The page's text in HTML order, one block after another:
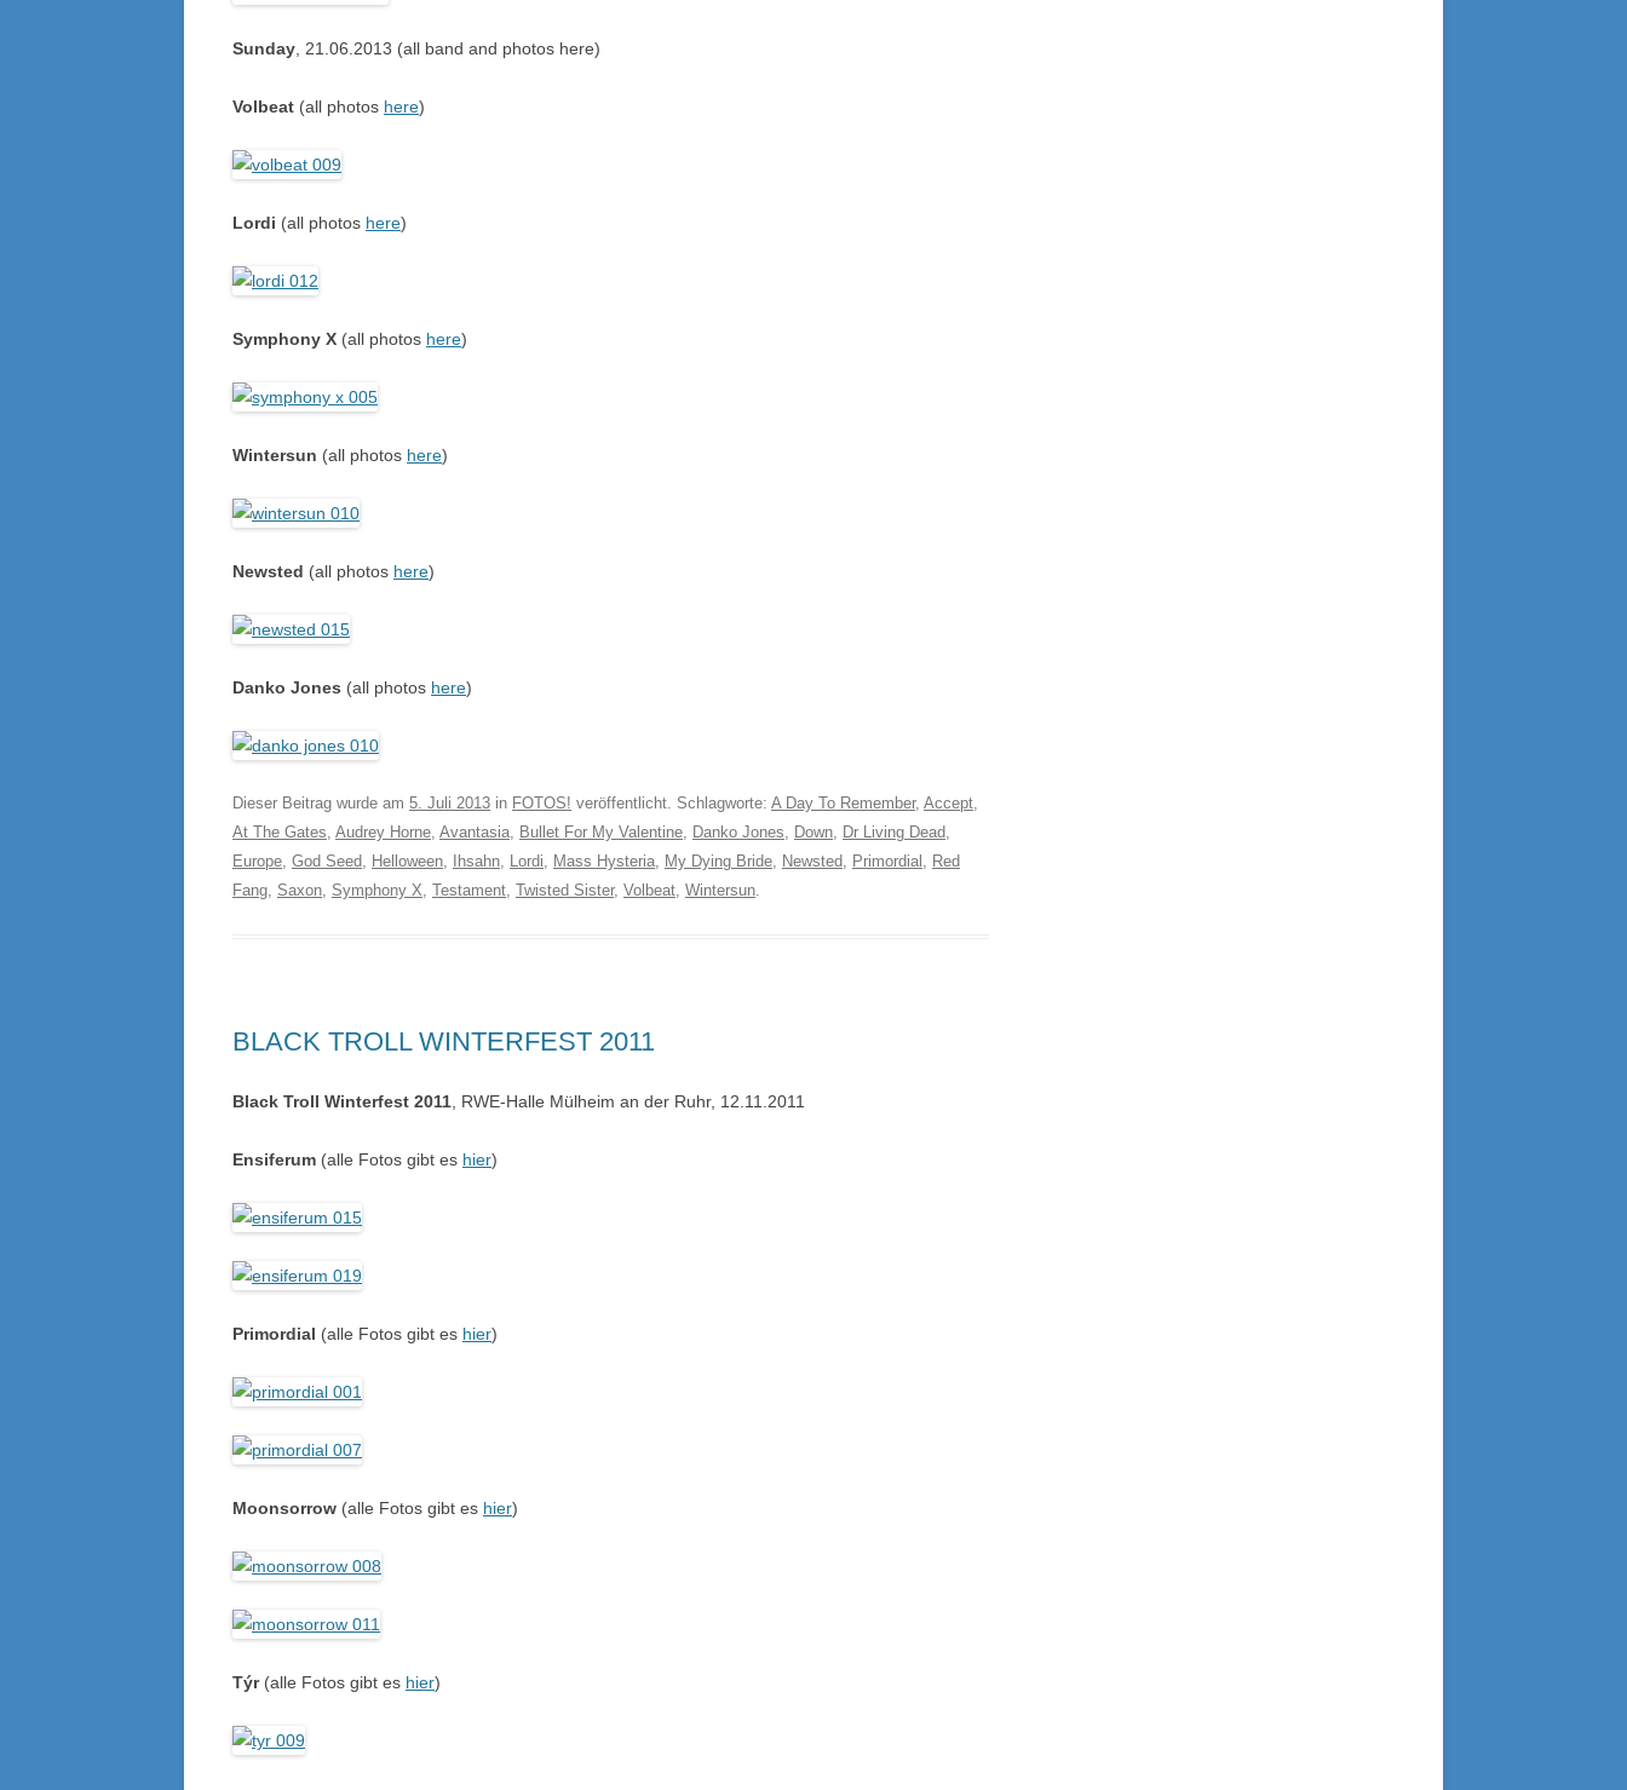
Sunday , 21.06.2013 (all band and photos here)
Volbeat (all photos here)
Lordi (all photos here)
Symphony X (all photos here)
Wintersun (all photos here)
Newsted (all photos here)
Danko Jones (all photos here)
Dieser Beitrag wurde am 5. Juli 2013 in FOTOS! veröffentlicht. Schlagworte: A Day To Remember, Accept,
At The Gates, Audrey Horne, Avantasia, Bullet For My Valentine, Danko Jones, Down, Dr Living Dead,
Europe, God Seed, Helloween, Ihsahn, Lordi, Mass Hysteria, My Dying Bride, Newsted, Primordial , Red
Fang, Saxon, Symphony X, Testament, Twisted Sister, Volbeat, Wintersun.
BLACK TROLL WINTERFEST 2011
Black Troll Winterfest 2011 , RWE-Halle Mülheim an der Ruhr, 12.11.2011
Ensiferum (alle Fotos gibt es hier)
Primordial (alle Fotos gibt es hier)
Moonsorrow (alle Fotos gibt es hier)
Týr(alle Fotos gibt es hier)